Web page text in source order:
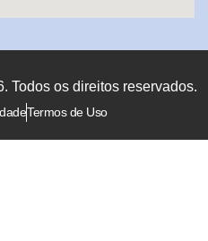
Todos os direitos reservados.
Termos de Uso